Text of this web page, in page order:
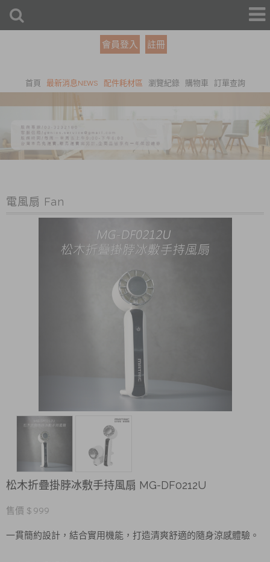
會員登入 註冊
首頁 最新消息NEWS 配件耗材區 瀏覽紀錄 購物車 訂單查詢
電風扇 Fan
松木折疊掛脖冰敷手持風扇 MG-DF0212U
售價 $ 999
一貫簡約設計，結合實用機能，打造清爽舒適的隨身涼感體驗。